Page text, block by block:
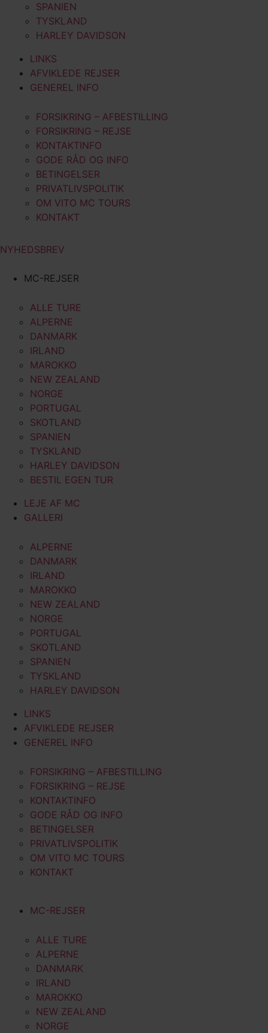
SPANIEN
TYSKLAND
HARLEY DAVIDSON
LINKS
AFVIKLEDE REJSER
GENEREL INFO
FORSIKRING – AFBESTILLING
FORSIKRING – REJSE
KONTAKTINFO
GODE RÅD OG INFO
BETINGELSER
PRIVATLIVSPOLITIK
OM VITO MC TOURS
KONTAKT
NYHEDSBREV
MC-REJSER
ALLE TURE
ALPERNE
DANMARK
IRLAND
MAROKKO
NEW ZEALAND
NORGE
PORTUGAL
SKOTLAND
SPANIEN
TYSKLAND
HARLEY DAVIDSON
BESTIL EGEN TUR
LEJE AF MC
GALLERI
ALPERNE
DANMARK
IRLAND
MAROKKO
NEW ZEALAND
NORGE
PORTUGAL
SKOTLAND
SPANIEN
TYSKLAND
HARLEY DAVIDSON
LINKS
AFVIKLEDE REJSER
GENEREL INFO
FORSIKRING – AFBESTILLING
FORSIKRING – REJSE
KONTAKTINFO
GODE RÅD OG INFO
BETINGELSER
PRIVATLIVSPOLITIK
OM VITO MC TOURS
KONTAKT
MC-REJSER
ALLE TURE
ALPERNE
DANMARK
IRLAND
MAROKKO
NEW ZEALAND
NORGE